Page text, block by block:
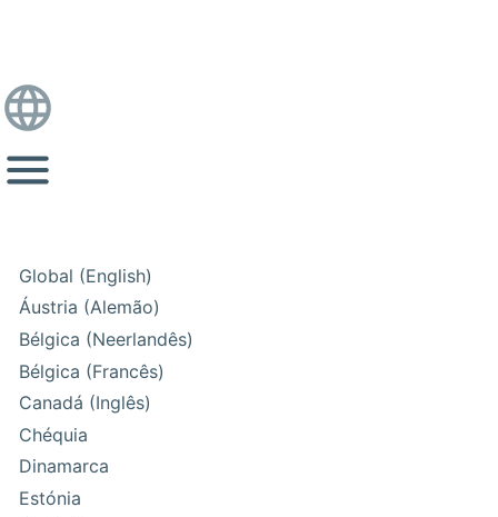
Global (English)
Áustria (Alemão)
Bélgica (Neerlandês)
Bélgica (Francês)
Canadá (Inglês)
Chéquia
Dinamarca
Estónia